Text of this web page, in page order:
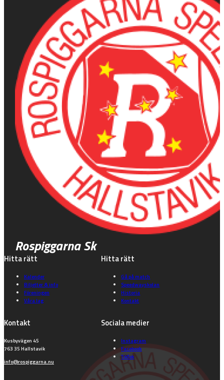
Rospiggarna Sk
Hitta rätt
Kalender
Biljetter & info
Föreningen
Våra lag
Hitta rätt
Gå på match
Speedwayskolan
Historia
Kontakt
Kontakt
Kusbyvägen 45
763 35 Hallstavik
info@rospiggarna.nu
Sociala medier
Instagram
Facebook
TikTok